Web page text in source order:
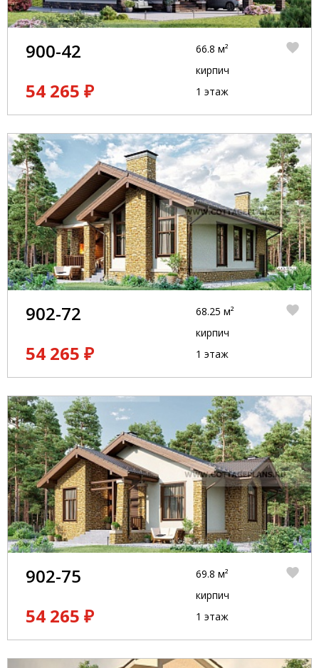
900-42
54 265 ₽
66.8 м²
кирпич
1 этаж
902-72
54 265 ₽
68.25 м²
кирпич
1 этаж
902-75
54 265 ₽
69.8 м²
кирпич
1 этаж